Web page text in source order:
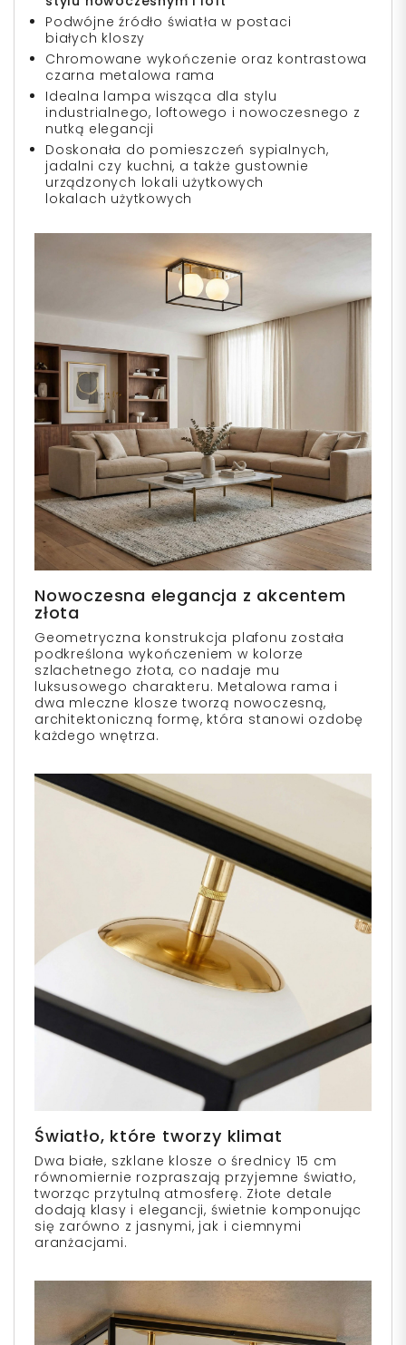
Podwójne źródło światła w postaci
białych kloszy
Chromowane wykończenie oraz kontrastowa
czarna metalowa rama
Idealna lampa wisząca dla stylu
industrialnego, loftowego i nowoczesnego z
nutką elegancji
Doskonała do pomieszczeń sypialnych,
jadalni czy kuchni, a także gustownie
urządzonych lokali użytkowych
lokalach użytkowych
Nowoczesna elegancja z akcentem
złota
Geometryczna konstrukcja plafonu została
podkreślona wykończeniem w kolorze
szlachetnego złota, co nadaje mu
luksusowego charakteru. Metalowa rama i
dwa mleczne klosze tworzą nowoczesną,
architektoniczną formę, która stanowi ozdobę
każdego wnętrza.
Światło, które tworzy klimat
Dwa białe, szklane klosze o średnicy 15 cm
równomiernie rozpraszają przyjemne światło,
tworząc przytulną atmosferę. Złote detale
dodają klasy i elegancji, świetnie komponując
się zarówno z jasnymi, jak i ciemnymi
aranżacjami.